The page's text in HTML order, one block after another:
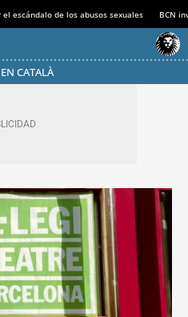
escándalo de los abusos sexuales BCN
CATALÀ